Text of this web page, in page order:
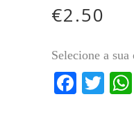
€2.50
Selecione a sua